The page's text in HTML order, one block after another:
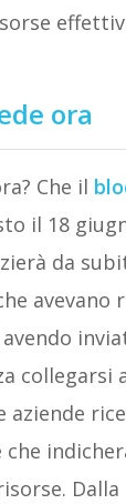
ora
Che il
il 18
da
avevano
collegarsi
aziende
Dalla